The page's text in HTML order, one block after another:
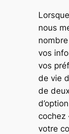
nous
vos
vos
de vie
de
cochez
votre